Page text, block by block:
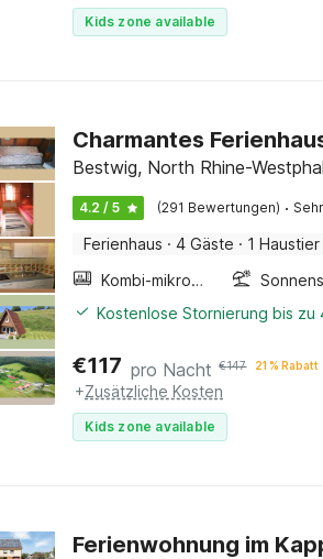
Kids zone available
Charmantes
Bestwig, North Rhine-
4.2 / 5 (291 Bewertungen) ·
Ferienhaus · 4 Gäste · 1 Haustier
Kombi-mikrowelle
Kostenlose Stornierung bis
€117 pro Nacht €147 21 % Rabatt
+Zusätzliche Kosten
Kids zone available
Ferienwohnung im